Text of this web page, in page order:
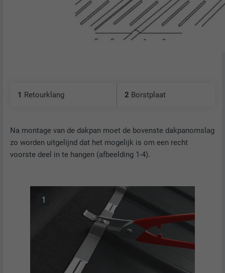
1 Retourklang 2 Borstplaat
Na montage van de dakpan moet de bovenste dakpanomslag
zo worden uitgelijnd dat het mogelijk is om een recht
voorste deel in te hangen (afbeelding 1-4).